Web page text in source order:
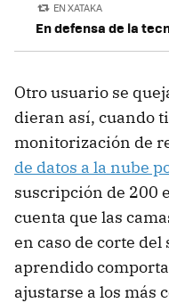
EN XATAKA
En defensa de la
Otro usuario se
dieran así, cuando
monitorización de
de datos a la nube
suscripción de 200
cuenta que las
en caso de corte
aprendido
ajustarse a los más